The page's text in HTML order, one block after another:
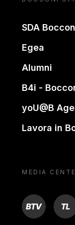
SDA
Egea
Alumni
B4i -
yoU@B
Lavora in
MEDIA
BTV TL